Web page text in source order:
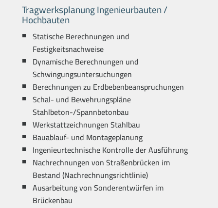
Tragwerksplanung Ingenieurbauten /
Hochbauten
Statische Berechnungen und
Festigkeitsnachweise
Dynamische Berechnungen und
Schwingungsuntersuchungen
Berechnungen zu Erdbebenbeanspruchungen
Schal- und Bewehrungspläne
Stahlbeton-/Spannbetonbau
Werkstattzeichnungen Stahlbau
Bauablauf- und Montageplanung
Ingenieurtechnische Kontrolle der Ausführung
Nachrechnungen von Straßenbrücken im
Bestand (Nachrechnungsrichtlinie)
Ausarbeitung von Sonderentwürfen im
Brückenbau